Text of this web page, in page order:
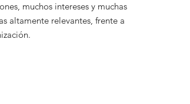
muchos intereses y muchas
altamente relevantes, frente a